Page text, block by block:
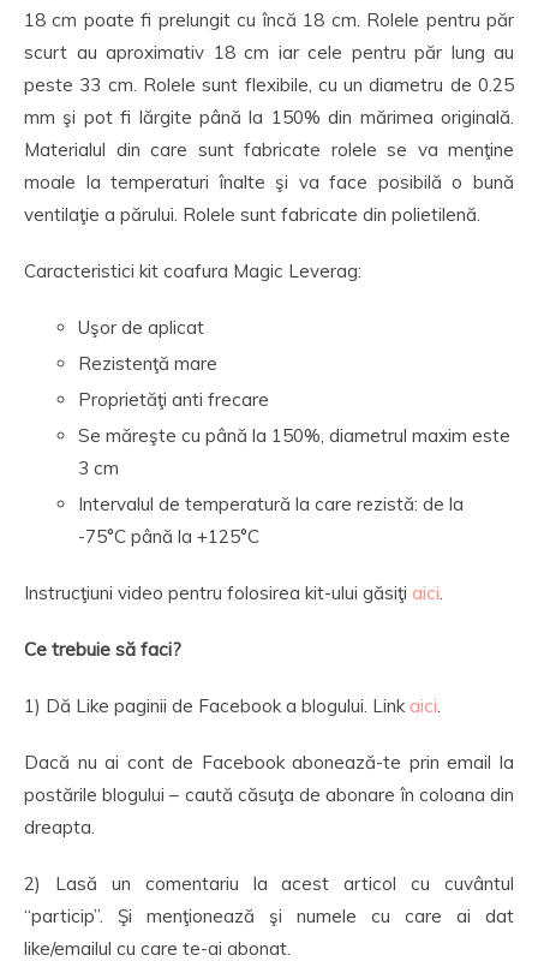
18 cm poate fi prelungit cu încă 18 cm. Rolele pentru păr
scurt au aproximativ 18 cm iar cele pentru păr lung au
peste 33 cm. Rolele sunt flexibile, cu un diametru de 0.25
mm şi pot fi lărgite până la 150% din mărimea originală.
Materialul din care sunt fabricate rolele se va menţine
moale la temperaturi înalte şi va face posibilă o bună
ventilaţie a părului. Rolele sunt fabricate din polietilenă.
Caracteristici kit coafura Magic Leverag:
Uşor de aplicat
Rezistenţă mare
Proprietăţi anti frecare
Se măreşte cu până la 150%, diametrul maxim este
3 cm
Intervalul de temperatură la care rezistă: de la
-75°C până la +125°C
Instrucţiuni video pentru folosirea kit-ului găsiţi aici.
Ce trebuie să faci?
1) Dă Like paginii de Facebook a blogului. Link aici.
Dacă nu ai cont de Facebook abonează-te prin email la
postările blogului – caută căsuţa de abonare în coloana din
dreapta.
2) Lasă un comentariu la acest articol cu cuvântul
“particip”. Şi menţionează şi numele cu care ai dat
like/emailul cu care te-ai abonat.